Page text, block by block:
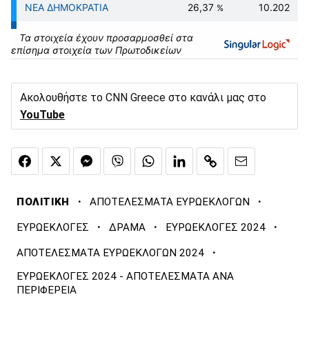
Ακολουθήστε το CNN Greece στο κανάλι μας στο
YouTube
ΠΟΛΙΤΙΚΗ · ΑΠΟΤΕΛΕΣΜΑΤΑ ΕΥΡΩΕΚΛΟΓΩΝ ·
ΕΥΡΩΕΚΛΟΓΕΣ · ΔΡΑΜΑ · ΕΥΡΩΕΚΛΟΓΕΣ 2024 ·
ΑΠΟΤΕΛΕΣΜΑΤΑ ΕΥΡΩΕΚΛΟΓΩΝ 2024 ·
ΕΥΡΩΕΚΛΟΓΕΣ 2024 - ΑΠΟΤΕΛΕΣΜΑΤΑ ΑΝΑ
ΠΕΡΙΦΕΡΕΙΑ